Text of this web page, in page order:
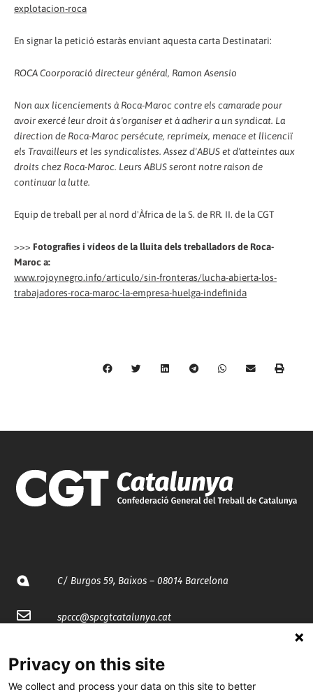
explotacion-roca
En signar la petició estaràs enviant aquesta carta Destinatari:
ROCA Coorporació directeur général, Ramon Asensio
Non aux licenciements à Roca-Maroc contre els camarade pour
avoir exercé leur droit à s'organiser et à adherir a un syndicat. La
direction de Roca-Maroc persécute, reprimeix, menace et llicenciï
els Travailleurs et les syndicalistes. Assez d'ABUS et d'atteintes aux
droits chez Roca-Maroc. Leurs ABUS seront notre raison de
continuar la lutte.
Equip de treball per al nord d'Àfrica de la S. de RR. II. de la CGT
>>> Fotografies i vídeos de la lluita dels treballadors de Roca-
Maroc a:
www.rojoynegro.info/articulo/sin-fronteras/lucha-abierta-los-
trabajadores-roca-maroc-la-empresa-huelga-indefinida
C/ Burgos 59, Baixos – 08014 Barcelona
spccc@spcgtcatalunya.cat
Privacy on this site
We collect and process your data on this site to better